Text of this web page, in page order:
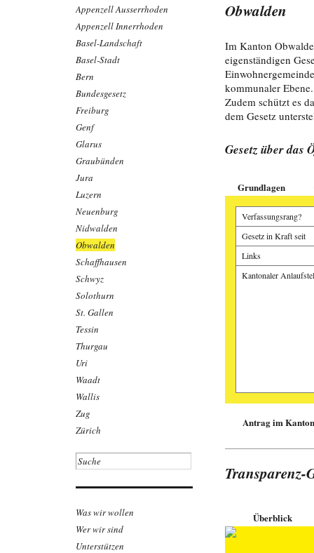
Appenzell Ausserrhoden
Appenzell Innerrhoden
Basel-Landschaft
Basel-Stadt
Bern
Bundesgesetz
Freiburg
Genf
Glarus
Graubünden
Jura
Luzern
Neuenburg
Nidwalden
Obwalden
Schaffhausen
Schwyz
Solothurn
St. Gallen
Tessin
Thurgau
Uri
Waadt
Wallis
Zug
Zürich
Was wir wollen
Wer wir sind
Unterstützen
Obwalden
Im Kanton
eigenständigen
kommunaler
Zudem schützt es
dem Gesetz
Gesetz über das
Grundlagen
Verfassungsrang?
Gesetz in Kraft seit
Links
Kantonaler
Antrag im
Transparenz-
Überblick
Das kleine
zur Verfügung,
die solche
Regierung für